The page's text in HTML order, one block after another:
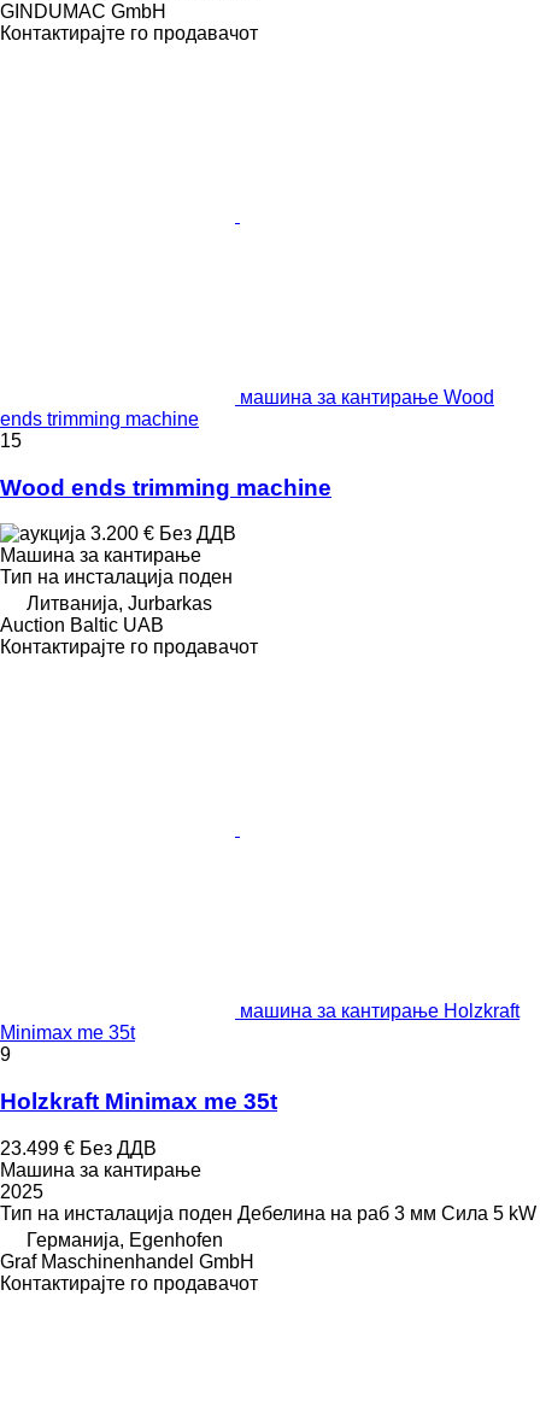
GINDUMAC GmbH
Контактирајте го продавачот
машина за кантирање Wood
ends trimming machine
15
Wood ends trimming machine
3.200 € Без ДДВ
Машина за кантирање
Тип на инсталација поден
Литванија, Jurbarkas
Auction Baltic UAB
Контактирајте го продавачот
машина за кантирање Holzkraft
Minimax me 35t
9
Holzkraft Minimax me 35t
23.499 € Без ДДВ
Машина за кантирање
2025
Тип на инсталација поден Дебелина на раб 3 мм Сила 5 kW
Германија, Egenhofen
Graf Maschinenhandel GmbH
Контактирајте го продавачот